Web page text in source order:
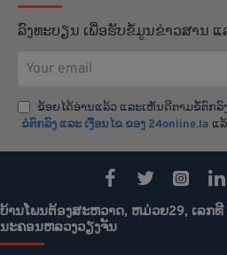
ລົງທະບຽນ ເພື່ອຮັບຂໍ້ມູນຂ່າວສານ ແ
email
ຂ້ອຍໄດ້ອ່ານແລ້ວ ແລະເຫັນດີຕາມຂໍ້ຕົກລົ
ຂໍຕົກລົງ ແລະ ເງືອນໄຂ ຂອງ 24online.la ແ
ບ້ານໂພນຕ້ອງສະຫວາດ, ຫມ່ວຍ29, ເລກທີ
ນະຄອນຫລວງວຽງຈັນ